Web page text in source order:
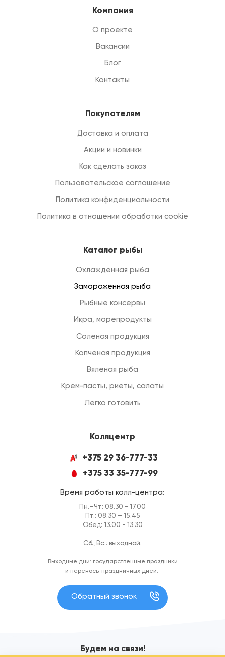
Компания
О проекте
Вакансии
Блог
Контакты
Покупателям
Доставка и оплата
Акции и новинки
Как сделать заказ
Пользовательское соглашение
Политика конфиденциальности
Политика в отношении обработки cookie
Каталог рыбы
Охлажденная рыба
Замороженная рыба
Рыбные консервы
Икра, морепродукты
Соленая продукция
Копченая продукция
Вяленая рыба
Крем-пасты, риеты, салаты
Легко готовить
Коллцентр
+375 29 36-777-33
+375 33 35-777-99
Время работы колл-центра:
Пн.–Чт: 08.30 - 17.00
Пт.: 08.30 – 15.45
Обед: 13.00 - 13.30
Сб., Вс.: выходной.
Выходные дни: государственные праздники
и переносы праздничных дней.
Обратный звонок
Будем на связи!